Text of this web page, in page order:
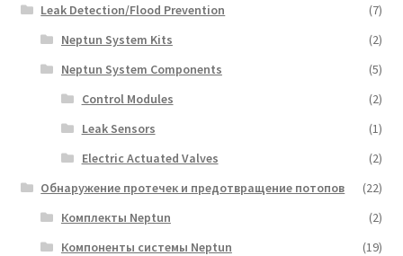
Leak Detection/Flood Prevention
(7)
Neptun System Kits
(2)
Neptun System Components
(5)
Control Modules
(2)
Leak Sensors
(1)
Electric Actuated Valves
(2)
Обнаружение протечек и предотвращение потопов
(22)
Комплекты Neptun
(2)
Компоненты системы Neptun
(19)